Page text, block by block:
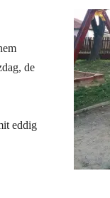
de
eddig